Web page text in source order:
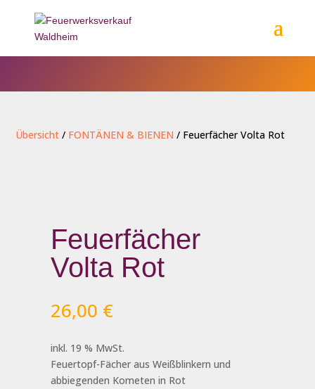
Übersicht / FONTÄNEN & BIENEN / Feuerfächer Volta Rot
Feuerfächer
Volta Rot
26,00 €
inkl. 19 % MwSt.
Feuertopf-Fächer aus Weißblinkern und
abbiegenden Kometen in Rot